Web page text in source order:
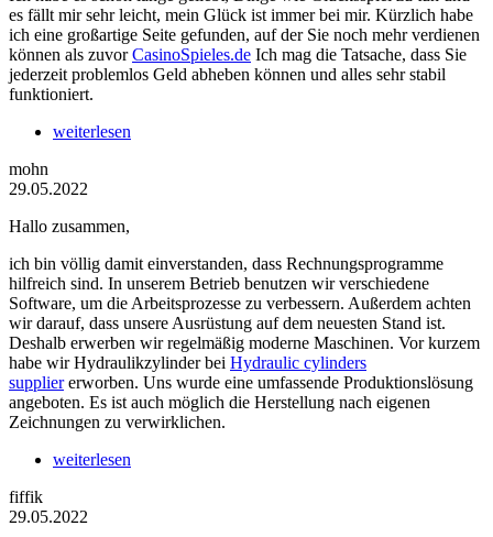
es fällt mir sehr leicht, mein Glück ist immer bei mir. Kürzlich habe
ich eine großartige Seite gefunden, auf der Sie noch mehr verdienen
können als zuvorCasinoSpieles.de Ich mag die Tatsache, dass Sie
jederzeit problemlos Geld abheben können und alles sehr stabil
funktioniert.
weiterlesen
mohn
29.05.2022
Hallo zusammen,
ich bin völlig damit einverstanden, dass Rechnungsprogramme
hilfreich sind. In unserem Betrieb benutzen wir verschiedene
Software, um die Arbeitsprozesse zu verbessern. Außerdem achten
wir darauf, dass unsere Ausrüstung auf dem neuesten Stand ist.
Deshalb erwerben wir regelmäßig moderne Maschinen. Vor kurzem
habe wir Hydraulikzylinder bei Hydraulic cylinders
suppliererworben. Uns wurde eine umfassende Produktionslösung
angeboten. Es ist auch möglich die Herstellung nach eigenen
Zeichnungen zu verwirklichen.
weiterlesen
fiffik
29.05.2022